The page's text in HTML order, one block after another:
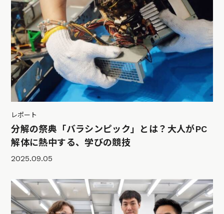
レポート
分解の祭典「バラシンピック」とは？大人がPC
解体に熱中する、学びの競技
2025.09.05